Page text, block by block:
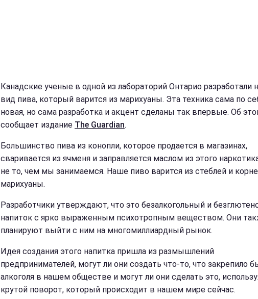
Канадские ученые в одной из лабораторий Онтарио разработали
вид пива, который варится из марихуаны. Эта техника сама по
новая, но сама разработка и акцент сделаны так впервые. Об
сообщает издание The Guardian.
Большинство пива из конопли, которое продается в магазинах,
сваривается из ячменя и заправляется маслом из этого
не то, чем мы занимаемся. Наше пиво варится из стеблей и
марихуаны.
Разработчики утверждают, что это безалкогольный и
напиток с ярко выраженным психотропным веществом. Они
планируют выйти с ним на многомиллиардный рынок.
Идея создания этого напитка пришла из размышлений
предпринимателей, могут ли они создать что-то, что закрепило
алкоголя в нашем обществе и могут ли они сделать это,
крутой поворот, который происходит в нашем мире сейчас.